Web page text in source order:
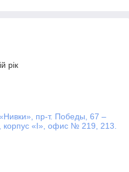
рік
пр-т. Победы, 67 –
корпус «I», офис № 219, 213.